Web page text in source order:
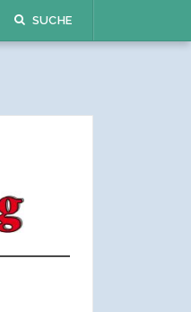
SUCHE